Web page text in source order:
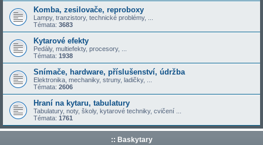
Komba, zesilovače, reproboxy
Lampy, tranzistory, technické problémy, ...
Témata: 3683
Kytarové efekty
Pedály, multiefekty, procesory, ...
Témata: 1938
Snímače, hardware, příslušenství, údržba
Elektronika, mechaniky, struny, ladičky, ...
Témata: 2606
Hraní na kytaru, tabulatury
Tabulatury, noty, školy, kytarové techniky, cvičení ...
Témata: 1761
:: Baskytary